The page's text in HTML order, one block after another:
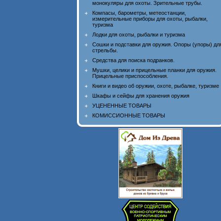
монокуляры для охоты. Зрительные трубы.
Компасы, барометры, метеостанции,
измерительные приборы для охоты, рыбалки,
туризма
Лодки для охоты, рыбалки и туризма
Сошки и подставки для оружия. Опоры (упоры)
стрельбы.
Средства для поиска подранков.
Мушки, целики и прицельные планки для оружия.
Прицельные приспособления.
Книги и видео об оружии, охоте, рыбалке, туризме
Шкафы и сейфы для хранения оружия
УЦЕНЕННЫЕ ТОВАРЫ
КОМИССИОННЫЕ ТОВАРЫ